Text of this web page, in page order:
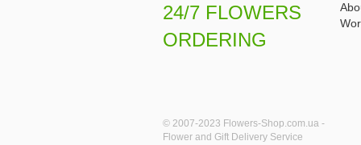
24/7 FLOWERS
ORDERING
© 2007-2023 Flowers-Shop.com.ua -
Flower and Gift Delivery Service